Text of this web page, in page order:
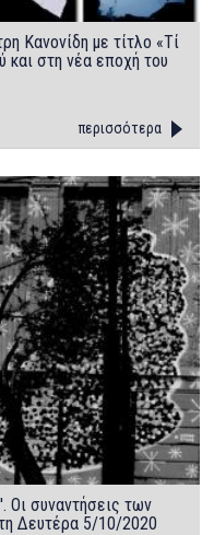
Κανονίδη με τίτλο «Τί
και στη νέα εποχή του
περισσότερα
συναντήσεις των
Δευτέρα 5/10/2020